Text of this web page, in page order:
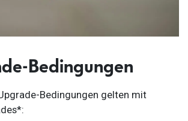
Bedingungen
Bedingungen gelten mit